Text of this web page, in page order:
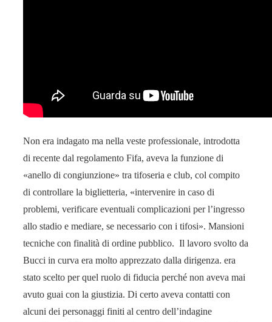
Non era indagato ma nella veste professionale, introdotta
di recente dal regolamento Fifa, aveva la funzione di
«anello di congiunzione» tra tifoseria e club, col compito
di controllare la biglietteria, «intervenire in caso di
problemi, verificare eventuali complicazioni per l’ingresso
allo stadio e mediare, se necessario con i tifosi». Mansioni
tecniche con finalità di ordine pubblico. Il lavoro svolto da
Bucci in curva era molto apprezzato dalla dirigenza. era
stato scelto per quel ruolo di fiducia perché non aveva mai
avuto guai con la giustizia. Di certo aveva contatti con
alcuni dei personaggi finiti al centro dell’indagine